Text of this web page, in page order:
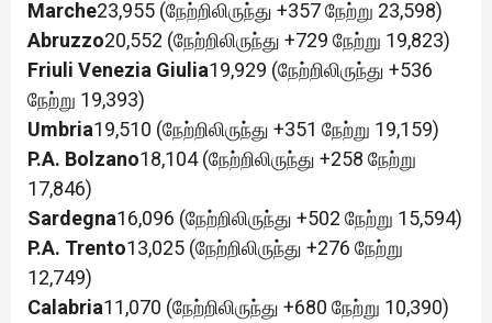
Marche23,955 (நேற்றிலிருந்து +357 நேற்று 23,598)
Abruzzo20,552 (நேற்றிலிருந்து +729 நேற்று 19,823)
Friuli Venezia Giulia19,929 (நேற்றிலிருந்து +536
நேற்று 19,393)
Umbria19,510 (நேற்றிலிருந்து +351 நேற்று 19,159)
P.A. Bolzano18,104 (நேற்றிலிருந்து +258 நேற்று
17,846)
Sardegna16,096 (நேற்றிலிருந்து +502 நேற்று 15,594)
P.A. Trento13,025 (நேற்றிலிருந்து +276 நேற்று
12,749)
Calabria11,070 (நேற்றிலிருந்து +680 நேற்று 10,390)